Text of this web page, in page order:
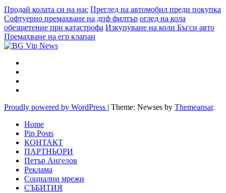
Продай колата си на нас Преглед на автомобил преди покупка
Софтуерно премахване на дпф филтър оглед на кола
обезщетение при катастрофа Изкупуване на коли Бъгси авто
Премахване на егр клапан
Proudly powered by WordPress | Theme: Newses by Themeansar.
Home
Pin Posts
КОНТАКТ
ПАРТНЬОРИ
Петър Ангелов
Реклама
Социални мрежи
СЪБИТИЯ